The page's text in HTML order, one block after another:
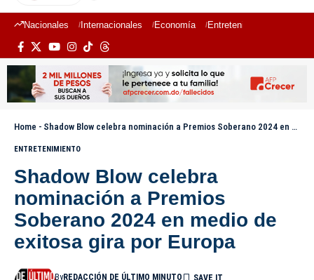
Nacionales Internacionales Economía Entretenimiento
Home - Shadow Blow celebra nominación a Premios Soberano 2024 en medio de exitosa gira por Europa
ENTRETENIMIENTO
Shadow Blow celebra
nominación a Premios
Soberano 2024 en medio de
exitosa gira por Europa
ByREDACCIÓN DE ÚLTIMO MINUTO